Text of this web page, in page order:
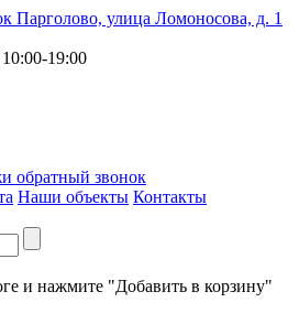
Парголово, улица Ломоносова, д. 1
19:00
обратный звонок
Наши объекты Контакты
и нажмите "Добавить в корзину"